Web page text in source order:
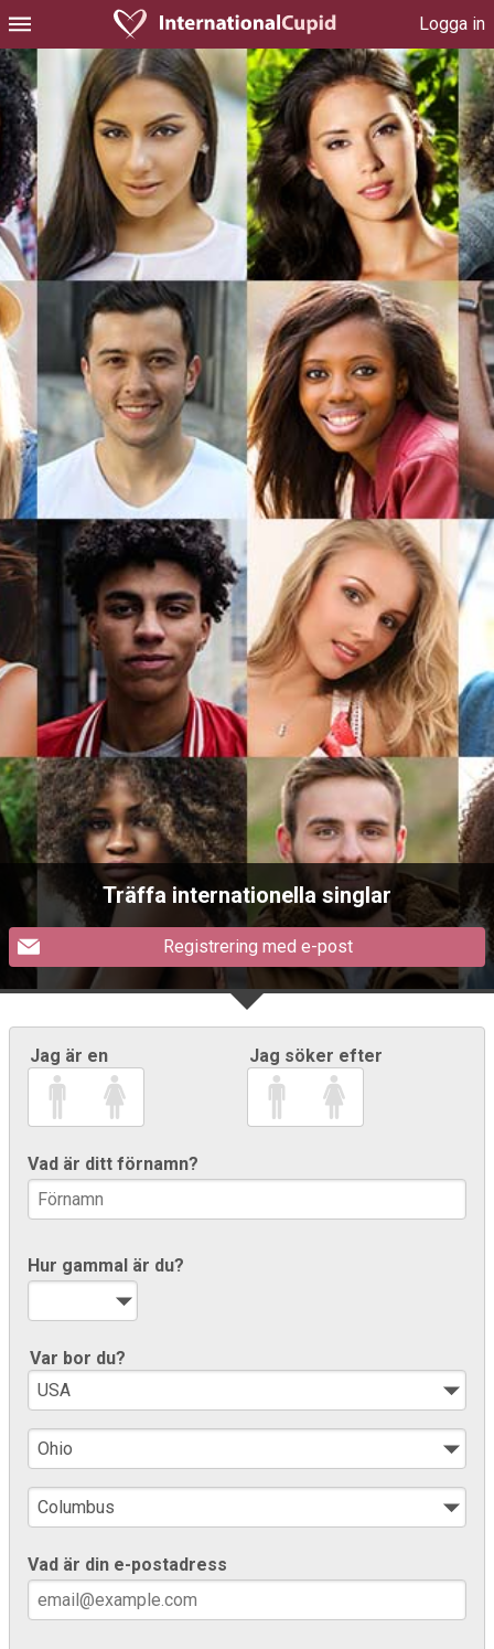
Logga in
Träffa internationella singlar
Registrering med e-post
Jag är en Jag söker efter
Vad är ditt förnamn?
Hur gammal är du?
Var bor du?
Vad är din e-postadress